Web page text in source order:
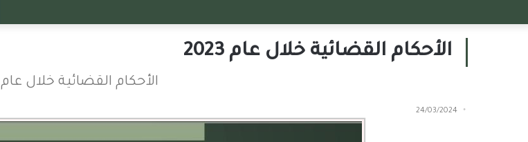
الأحكام القضائية خلال عام 2023
الأحكام القضائية خلال عام 2023
24/03/2024